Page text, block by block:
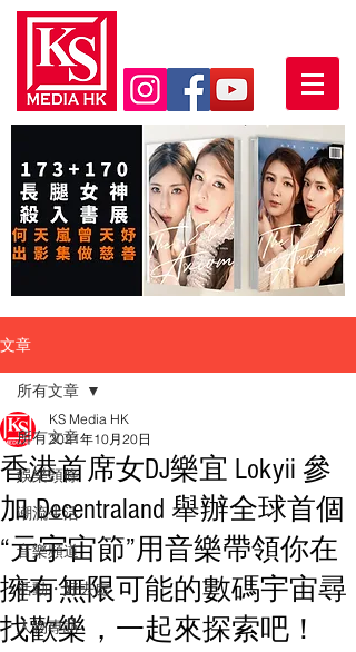
文章
所有文章
娛樂頭條
潮流生活
音樂頻道
活動・好去處
人物專訪
所有文章
香港首席女DJ樂宜 Lokyii 參
加 Decentraland 舉辦全球首個
“元宇宙節”用音樂帶領你在
擁有無限可能的數碼宇宙尋
找歡樂，一起來探索吧！
KS Media HK
2021年10月20日